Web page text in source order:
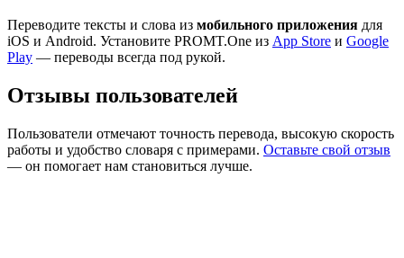
Переводите тексты и слова из мобильного приложения для
iOS и Android. Установите PROMT.One из App Store и Google
Play — переводы всегда под рукой.
Отзывы пользователей
Пользователи отмечают точность перевода, высокую скорость
работы и удобство словаря с примерами. Оставьте свой отзыв
— он помогает нам становиться лучше.